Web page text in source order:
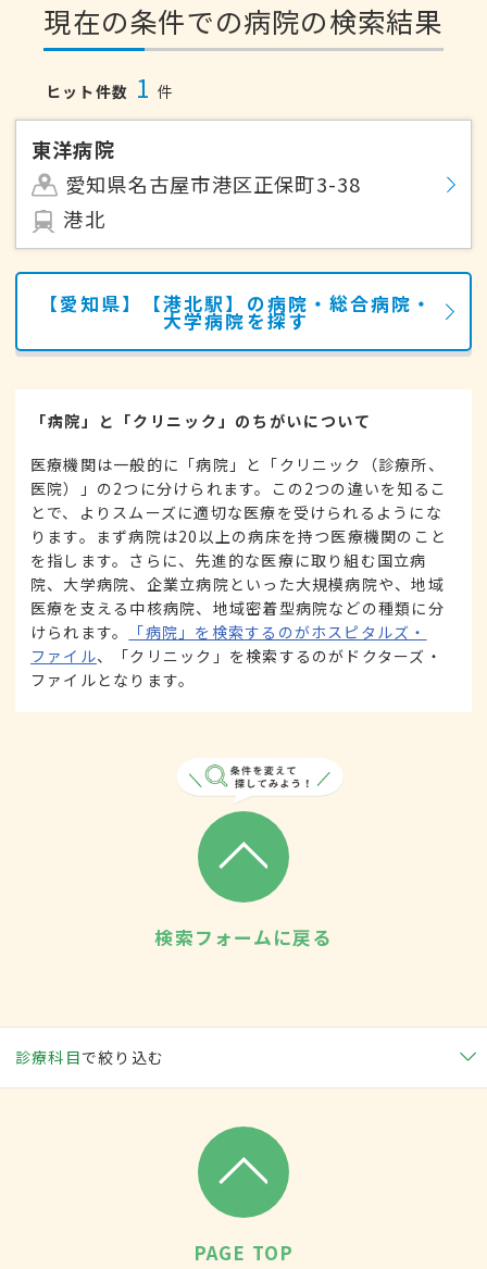
現在の条件での病院の検索結果
ヒット件数 1 件
東洋病院
愛知県名古屋市港区正保町3-38
港北
【愛知県】【港北駅】の病院・総合病院・
大学病院を探す
「病院」と「クリニック」のちがいについて
医療機関は一般的に「病院」と「クリニック（診療所、
医院）」の2つに分けられます。この2つの違いを知るこ
とで、よりスムーズに適切な医療を受けられるようにな
ります。まず病院は20以上の病床を持つ医療機関のこと
を指します。さらに、先進的な医療に取り組む国立病
院、大学病院、企業立病院といった大規模病院や、地域
医療を支える中核病院、地域密着型病院などの種類に分
けられます。
「病院」を検索するのがホスピタルズ・
ファイル、「クリニック」を検索するのがドクターズ・
ファイルとなります。
検索フォームに戻る
診療科目で絞り込む
PAGE TOP